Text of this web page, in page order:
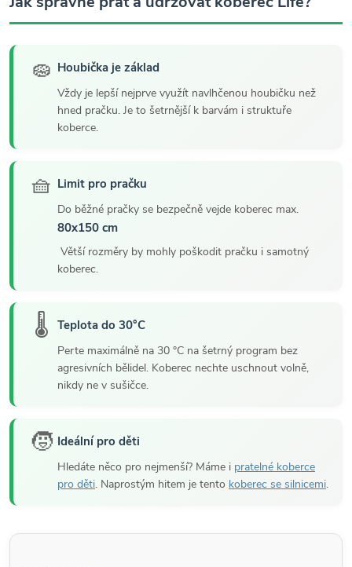
🧽 Houbička je základ
Vždy je lepší nejprve využít navlhčenou houbičku než
hned pračku. Je to šetrnější k barvám i struktuře
koberce.
🧺 Limit pro pračku
Do běžné pračky se bezpečně vejde koberec max.
80x150 cm
Větší rozměry by mohly poškodit pračku i samotný
koberec.
🌡️ Teplota do 30°C
Perte maximálně na 30 °C na šetrný program bez
agresivních bělidel. Koberec nechte uschnout volně,
nikdy ne v sušičce.
🧒 Ideální pro děti
Hledáte něco pro nejmenší? Máme i pratelné koberce
pro děti. Naprostým hitem je tento koberec se silnicemi.